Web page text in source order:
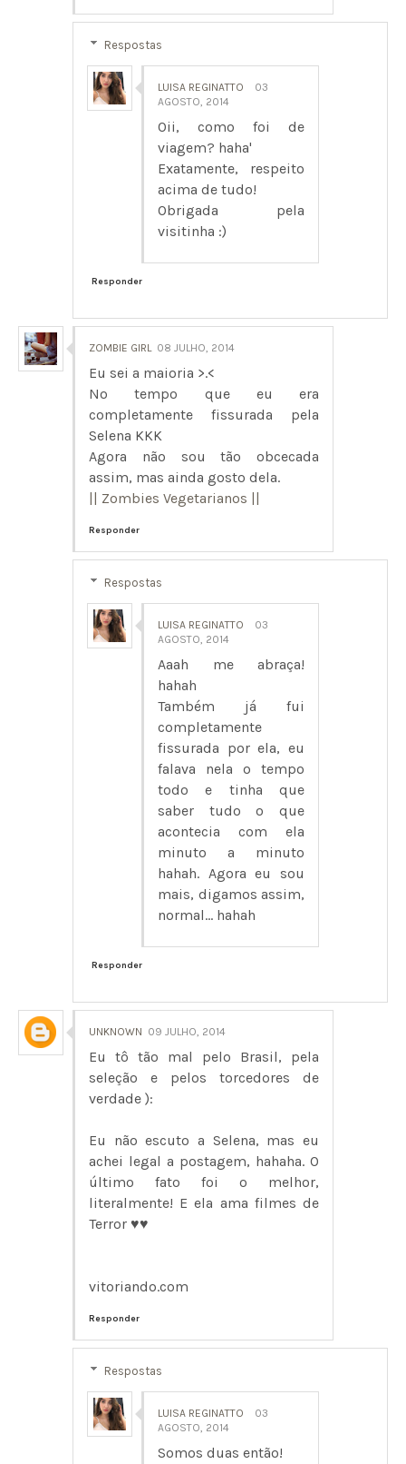
Respostas
LUISA REGINATTO
03
AGOSTO, 2014
Oii, como foi de
viagem? haha'
Exatamente, respeito
acima de tudo!
Obrigada pela
visitinha :)
Responder
ZOMBIE GIRL 08 JULHO, 2014
Eu sei a maioria >.<
No tempo que eu era
completamente fissurada pela
Selena KKK
Agora não sou tão obcecada
assim, mas ainda gosto dela.
|| Zombies Vegetarianos ||
Responder
Respostas
LUISA REGINATTO
03
AGOSTO, 2014
Aaah me abraça!
hahah
Também já fui
completamente
fissurada por ela, eu
falava nela o tempo
todo e tinha que
saber tudo o que
acontecia com ela
minuto a minuto
hahah. Agora eu sou
mais, digamos assim,
normal... hahah
Responder
UNKNOWN 09 JULHO, 2014
Eu tô tão mal pelo Brasil, pela
seleção e pelos torcedores de
verdade ):
Eu não escuto a Selena, mas eu
achei legal a postagem, hahaha. O
último fato foi o melhor,
literalmente! E ela ama filmes de
Terror ♥♥
vitoriando.com
Responder
Respostas
LUISA REGINATTO
03
AGOSTO, 2014
Somos duas então!